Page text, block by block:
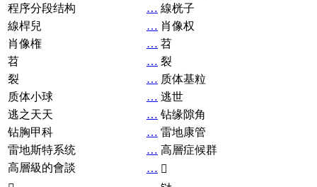
程序分段结构
… 線桄子
線桿兒
… 肖像权
肖像権
… 苕
苕
… 裂
裂
… 质体基粒
质体小球
… 逃世
逃之天天
… 钻缘隙角
钻胸甲科
… 雷地康管
雷地斯特系统
… 高層症候群
高層級的會談
… 𧘞